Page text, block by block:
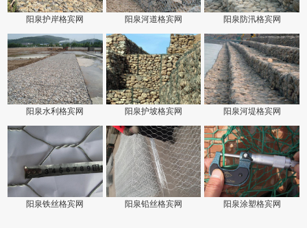
阳泉护岸格宾网 阳泉河道格宾网 阳泉防汛格宾网
阳泉水利格宾网 阳泉护坡格宾网 阳泉河堤格宾网
阳泉铁丝格宾网 阳泉铅丝格宾网 阳泉涂塑格宾网